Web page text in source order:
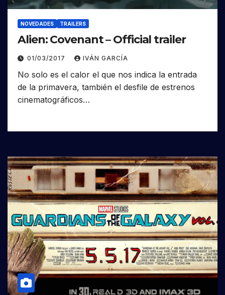
NOVEDADES TRAILERS
Alien: Covenant – Official trailer
01/03/2017 IVÁN GARCÍA
No solo es el calor el que nos indica la entrada
de la primavera, también el desfile de estrenos
cinematográficos…